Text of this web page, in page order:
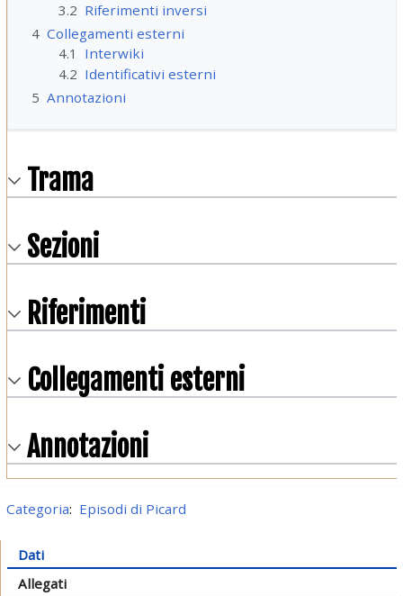
3.2 Riferimenti inversi
4 Collegamenti esterni
4.1
Interwiki
4.2 Identificativi esterni
5 Annotazioni
Trama
Sezioni
Riferimenti
Collegamenti esterni
Annotazioni
Categoria: Episodi di Picard
Dati
Allegati